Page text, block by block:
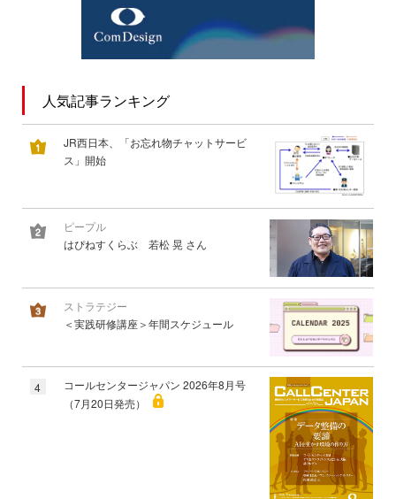
人気記事ランキング
JR西日本、「お忘れ物チャットサービ
ス」開始
ピープル
はぴねすくらぶ 若松 晃 さん
ストラテジー
＜実践研修講座＞年間スケジュール
4
コールセンタージャパン 2026年8月号
（7月20日発売）